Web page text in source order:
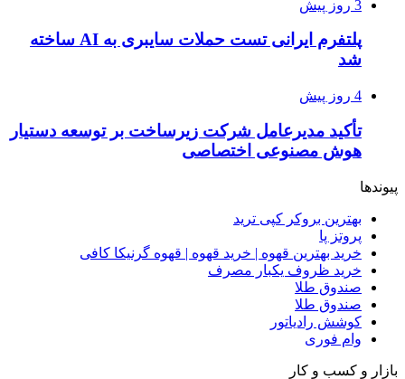
3 روز پیش
پلتفرم ایرانی تست حملات سایبری به AI ساخته
شد
4 روز پیش
تأکید مدیرعامل شرکت زیرساخت بر توسعه دستیار
هوش مصنوعی اختصاصی
پیوندها
بهترین بروکر کپی ترید
پروتز پا
خرید بهترین قهوه | خرید قهوه | قهوه گرنیکا کافی
خرید ظروف یکبار مصرف
صندوق طلا
صندوق طلا
کوشش رادیاتور
وام فوری
بازار و کسب و کار